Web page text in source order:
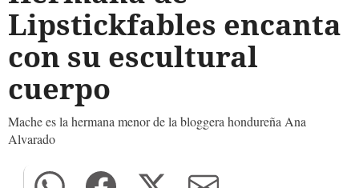
Lipstickfables encanta
con su escultural
cuerpo
Mache es la hermana menor de la bloggera hondureña Ana
Alvarado